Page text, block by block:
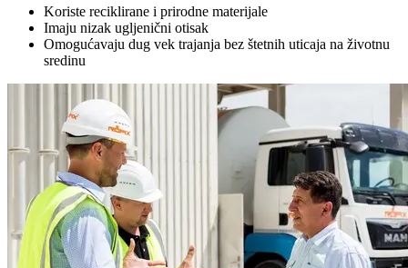
Koriste reciklirane i prirodne materijale
Imaju nizak ugljenični otisak
Omogućavaju dug vek trajanja bez štetnih uticaja na životnu
sredinu